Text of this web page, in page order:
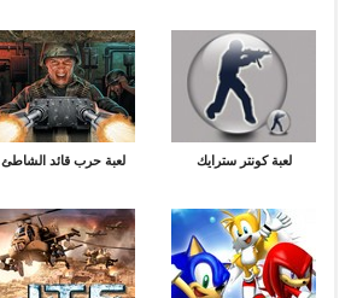
لعبة كونتر سترايك لعبة حرب قائد الشاطئ